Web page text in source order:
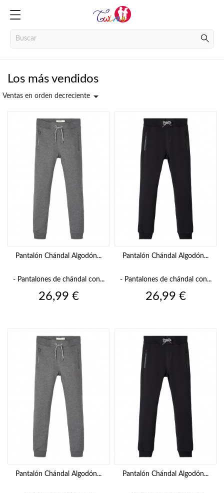
Los más vendidos
Ventas en orden decreciente 
Pantalón Chándal Algodón...
- Pantalones de chándal con...
Precio
26,99 €
Pantalón Chándal Algodón...
- Pantalones de chándal con...
Precio
26,99 €
Pantalón Chándal Algodón... Pantalón Chándal Algodón...